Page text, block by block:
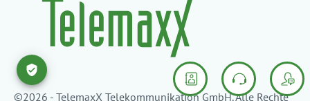
©2026 - TelemaxX Telekommunikation GmbH. Alle Rechte